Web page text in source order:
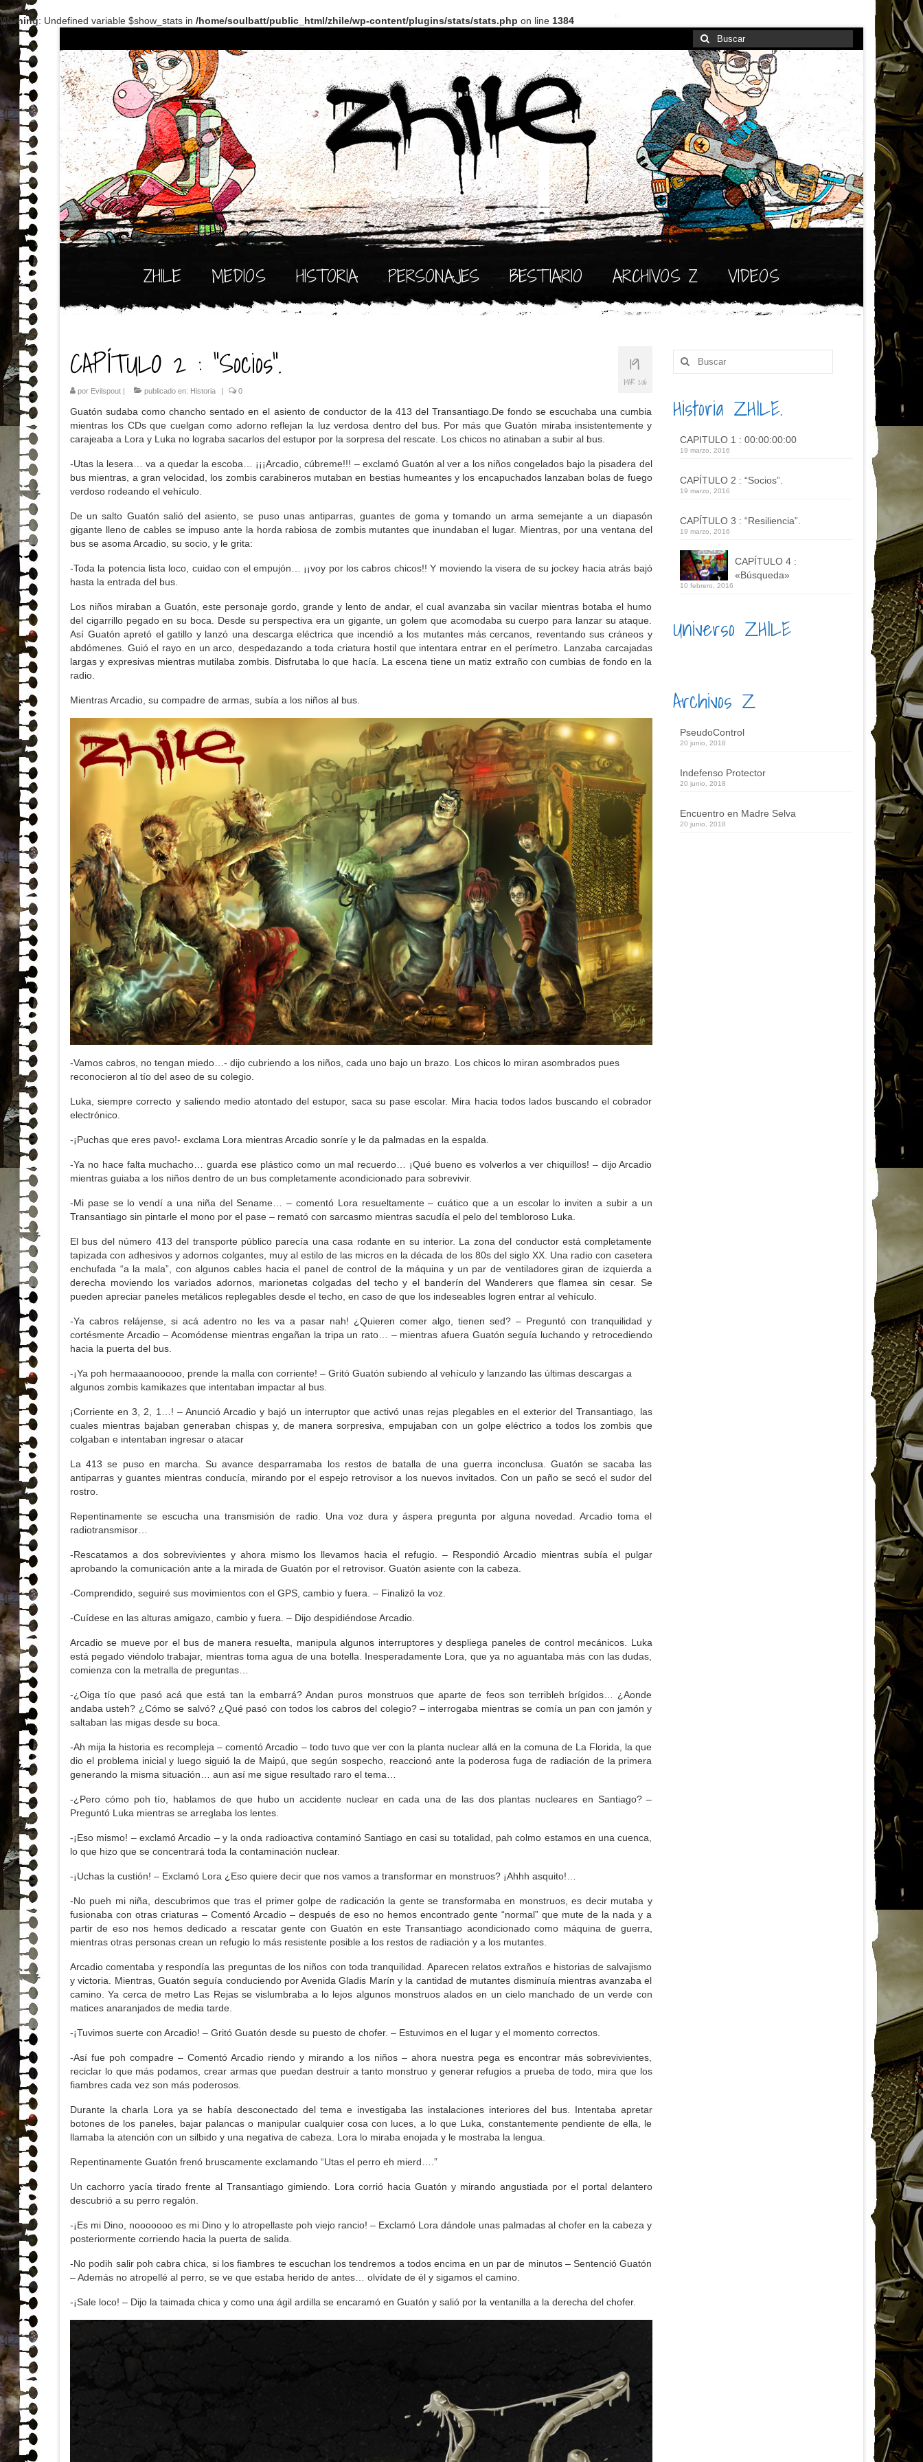
Warning: Undefined variable $show_stats in /home/soulbatt/public_html/zhile/wp-content/plugins/stats/stats.php on line 1384
Buscar
por:
ZHILE MEDIOS HISTORIA PERSONAJES BESTIARIO ARCHIVOS Z VIDEOS
19
MAR 2016
CAPÍTULO 2 : “Socios”.
por Evilspout | publicado en: Historia | 0
Guatón sudaba como chancho sentado en el asiento de conductor de la 413 del Transantiago.De fondo se escuchaba una cumbia
mientras los CDs que cuelgan como adorno reflejan la luz verdosa dentro del bus. Por más que Guatón miraba insistentemente y
carajeaba a Lora y Luka no lograba sacarlos del estupor por la sorpresa del rescate. Los chicos no atinaban a subir al bus.
-Utas la lesera… va a quedar la escoba… ¡¡¡Arcadio, cúbreme!!! – exclamó Guatón al ver a los niños congelados bajo la pisadera del
bus mientras, a gran velocidad, los zombis carabineros mutaban en bestias humeantes y los encapuchados lanzaban bolas de fuego
verdoso rodeando el vehículo.
De un salto Guatón salió del asiento, se puso unas antiparras, guantes de goma y tomando un arma semejante a un diapasón
gigante lleno de cables se impuso ante la horda rabiosa de zombis mutantes que inundaban el lugar. Mientras, por una ventana del
bus se asoma Arcadio, su socio, y le grita:
-Toda la potencia lista loco, cuidao con el empujón… ¡¡voy por los cabros chicos!! Y moviendo la visera de su jockey hacia atrás bajó
hasta la entrada del bus.
Los niños miraban a Guatón, este personaje gordo, grande y lento de andar, el cual avanzaba sin vacilar mientras botaba el humo
del cigarrillo pegado en su boca. Desde su perspectiva era un gigante, un golem que acomodaba su cuerpo para lanzar su ataque.
Así Guatón apretó el gatillo y lanzó una descarga eléctrica que incendió a los mutantes más cercanos, reventando sus cráneos y
abdómenes. Guió el rayo en un arco, despedazando a toda criatura hostil que intentara entrar en el perímetro. Lanzaba carcajadas
largas y expresivas mientras mutilaba zombis. Disfrutaba lo que hacía. La escena tiene un matiz extraño con cumbias de fondo en la
radio.
Mientras Arcadio, su compadre de armas, subía a los niños al bus.
-Vamos cabros, no tengan miedo…- dijo cubriendo a los niños, cada uno bajo un brazo. Los chicos lo miran asombrados pues
reconocieron al tío del aseo de su colegio.
Luka, siempre correcto y saliendo medio atontado del estupor, saca su pase escolar. Mira hacia todos lados buscando el cobrador
electrónico.
-¡Puchas que eres pavo!- exclama Lora mientras Arcadio sonríe y le da palmadas en la espalda.
-Ya no hace falta muchacho… guarda ese plástico como un mal recuerdo… ¡Qué bueno es volverlos a ver chiquillos! – dijo Arcadio
mientras guiaba a los niños dentro de un bus completamente acondicionado para sobrevivir.
-Mi pase se lo vendí a una niña del Sename… – comentó Lora resueltamente – cuático que a un escolar lo inviten a subir a un
Transantiago sin pintarle el mono por el pase – remató con sarcasmo mientras sacudía el pelo del tembloroso Luka.
El bus del número 413 del transporte público parecía una casa rodante en su interior. La zona del conductor está completamente
tapizada con adhesivos y adornos colgantes, muy al estilo de las micros en la década de los 80s del siglo XX. Una radio con casetera
enchufada “a la mala”, con algunos cables hacia el panel de control de la máquina y un par de ventiladores giran de izquierda a
derecha moviendo los variados adornos, marionetas colgadas del techo y el banderín del Wanderers que flamea sin cesar. Se
pueden apreciar paneles metálicos replegables desde el techo, en caso de que los indeseables logren entrar al vehículo.
-Ya cabros relájense, si acá adentro no les va a pasar nah! ¿Quieren comer algo, tienen sed? – Preguntó con tranquilidad y
cortésmente Arcadio – Acomódense mientras engañan la tripa un rato… – mientras afuera Guatón seguía luchando y retrocediendo
hacia la puerta del bus.
-¡Ya poh hermaaanooooo, prende la malla con corriente! – Gritó Guatón subiendo al vehículo y lanzando las últimas descargas a
algunos zombis kamikazes que intentaban impactar al bus.
¡Corriente en 3, 2, 1…! – Anunció Arcadio y bajó un interruptor que activó unas rejas plegables en el exterior del Transantiago, las
cuales mientras bajaban generaban chispas y, de manera sorpresiva, empujaban con un golpe eléctrico a todos los zombis que
colgaban e intentaban ingresar o atacar
La 413 se puso en marcha. Su avance desparramaba los restos de batalla de una guerra inconclusa. Guatón se sacaba las
antiparras y guantes mientras conducía, mirando por el espejo retrovisor a los nuevos invitados. Con un paño se secó el sudor del
rostro.
Repentinamente se escucha una transmisión de radio. Una voz dura y áspera pregunta por alguna novedad. Arcadio toma el
radiotransmisor…
-Rescatamos a dos sobrevivientes y ahora mismo los llevamos hacia el refugio. – Respondió Arcadio mientras subía el pulgar
aprobando la comunicación ante a la mirada de Guatón por el retrovisor. Guatón asiente con la cabeza.
-Comprendido, seguiré sus movimientos con el GPS, cambio y fuera. – Finalizó la voz.
-Cuídese en las alturas amigazo, cambio y fuera. – Dijo despidiéndose Arcadio.
Arcadio se mueve por el bus de manera resuelta, manipula algunos interruptores y despliega paneles de control mecánicos. Luka
está pegado viéndolo trabajar, mientras toma agua de una botella. Inesperadamente Lora, que ya no aguantaba más con las dudas,
comienza con la metralla de preguntas…
-¿Oiga tío que pasó acá que está tan la embarrá? Andan puros monstruos que aparte de feos son terribleh brígidos… ¿Aonde
andaba usteh? ¿Cómo se salvó? ¿Qué pasó con todos los cabros del colegio? – interrogaba mientras se comía un pan con jamón y
saltaban las migas desde su boca.
-Ah mija la historia es recompleja – comentó Arcadio – todo tuvo que ver con la planta nuclear allá en la comuna de La Florida, la que
dio el problema inicial y luego siguió la de Maipú, que según sospecho, reaccionó ante la poderosa fuga de radiación de la primera
generando la misma situación… aun así me sigue resultado raro el tema…
-¿Pero cómo poh tío, hablamos de que hubo un accidente nuclear en cada una de las dos plantas nucleares en Santiago? –
Preguntó Luka mientras se arreglaba los lentes.
-¡Eso mismo! – exclamó Arcadio – y la onda radioactiva contaminó Santiago en casi su totalidad, pah colmo estamos en una cuenca,
lo que hizo que se concentrará toda la contaminación nuclear.
-¡Uchas la custión! – Exclamó Lora ¿Eso quiere decir que nos vamos a transformar en monstruos? ¡Ahhh asquito!…
-No pueh mi niña, descubrimos que tras el primer golpe de radicación la gente se transformaba en monstruos, es decir mutaba y
fusionaba con otras criaturas – Comentó Arcadio – después de eso no hemos encontrado gente “normal” que mute de la nada y a
partir de eso nos hemos dedicado a rescatar gente con Guatón en este Transantiago acondicionado como máquina de guerra,
mientras otras personas crean un refugio lo más resistente posible a los restos de radiación y a los mutantes.
Arcadio comentaba y respondía las preguntas de los niños con toda tranquilidad. Aparecen relatos extraños e historias de salvajismo
y victoria. Mientras, Guatón seguía conduciendo por Avenida Gladis Marín y la cantidad de mutantes disminuía mientras avanzaba el
camino. Ya cerca de metro Las Rejas se vislumbraba a lo lejos algunos monstruos alados en un cielo manchado de un verde con
matices anaranjados de media tarde.
-¡Tuvimos suerte con Arcadio! – Gritó Guatón desde su puesto de chofer. – Estuvimos en el lugar y el momento correctos.
-Así fue poh compadre – Comentó Arcadio riendo y mirando a los niños – ahora nuestra pega es encontrar más sobrevivientes,
reciclar lo que más podamos, crear armas que puedan destruir a tanto monstruo y generar refugios a prueba de todo, mira que los
fiambres cada vez son más poderosos.
Durante la charla Lora ya se había desconectado del tema e investigaba las instalaciones interiores del bus. Intentaba apretar
botones de los paneles, bajar palancas o manipular cualquier cosa con luces, a lo que Luka, constantemente pendiente de ella, le
llamaba la atención con un silbido y una negativa de cabeza. Lora lo miraba enojada y le mostraba la lengua.
Repentinamente Guatón frenó bruscamente exclamando “Utas el perro eh mierd….”
Un cachorro yacía tirado frente al Transantiago gimiendo. Lora corrió hacia Guatón y mirando angustiada por el portal delantero
descubrió a su perro regalón.
-¡Es mi Dino, nooooooo es mi Dino y lo atropellaste poh viejo rancio! – Exclamó Lora dándole unas palmadas al chofer en la cabeza y
posteriormente corriendo hacia la puerta de salida.
-No podih salir poh cabra chica, si los fiambres te escuchan los tendremos a todos encima en un par de minutos – Sentenció Guatón
– Además no atropellé al perro, se ve que estaba herido de antes… olvídate de él y sigamos el camino.
-¡Sale loco! – Dijo la taimada chica y como una ágil ardilla se encaramó en Guatón y salió por la ventanilla a la derecha del chofer.
Buscar
por:
Historia ZHILE.
CAPITULO 1 : 00:00:00:00
19 marzo, 2016
CAPÍTULO 2 : “Socios”.
19 marzo, 2016
CAPÍTULO 3 : “Resiliencia”.
19 marzo, 2016
CAPÍTULO 4 :
«Búsqueda»
10 febrero, 2016
Universo ZHILE
Archivos Z
PseudoControl
20 junio, 2018
Indefenso Protector
20 junio, 2018
Encuentro en Madre Selva
20 junio, 2018